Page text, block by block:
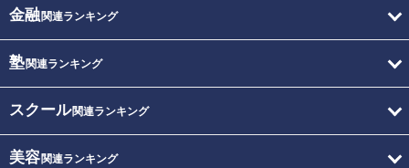
金融関連ランキング
塾関連ランキング
スクール関連ランキング
美容関連ランキング